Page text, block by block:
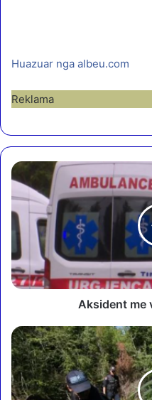
Huazuar nga albeu.com
Reklama
A
k
s
i
n
t
m
d
e
k
j
e
Aksident me
S
h
k
o
d